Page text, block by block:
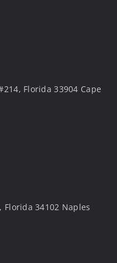
Florida 33904 Cape
Florida 34102 Naples